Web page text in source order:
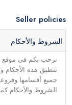
Seller policies
الشروط والأحكام
نرحب بكم فى موقع
تنطبق هذه
جميع أقسامها
الشروط والأحكام